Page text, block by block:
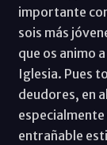
importante
sois más
que os animo
Iglesia. Pues
deudores, en
entrañable